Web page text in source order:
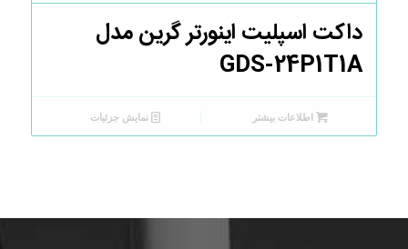
داکت اسپلیت اینورتر گرین مدل
GDS-24P1T1A
اطلاعات بیشتر نمایش جزئیات